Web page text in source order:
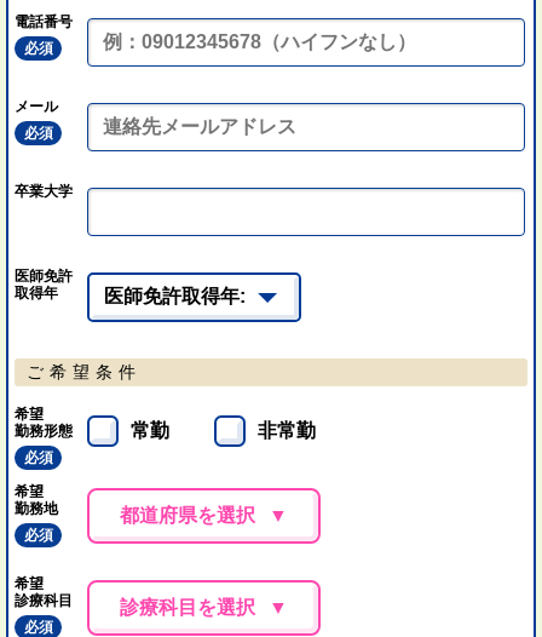
電話番号
必須
メール
必須
卒業大学
医師免許
取得年
ご希望条件
希望
勤務形態
必須
常勤 非常勤
希望
勤務地
必須
都道府県を選択
希望
診療科目
必須
診療科目を選択